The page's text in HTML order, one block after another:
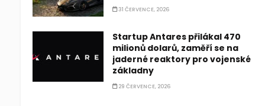
31 ČERVENCE, 2026
Startup Antares přilákal 470
milionů dolarů, zaměří se na
jaderné reaktory pro vojenské
základny
29 ČERVENCE, 2026